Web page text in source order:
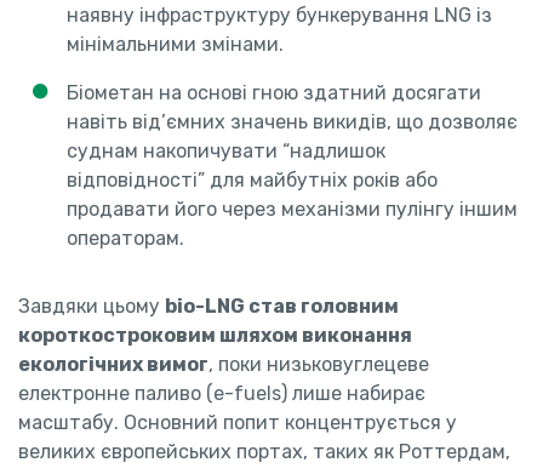
наявну інфраструктуру бункерування LNG із
мінімальними змінами.
Біометан на основі гною здатний досягати
навіть від’ємних значень викидів, що дозволяє
суднам накопичувати “надлишок
відповідності” для майбутніх років або
продавати його через механізми пулінгу іншим
операторам.
Завдяки цьому bio-LNG став головним
короткостроковим шляхом виконання
екологічних вимог, поки низьковуглецеве
електронне паливо (e-fuels) лише набирає
масштабу. Основний попит концентрується у
великих європейських портах, таких як Роттердам,